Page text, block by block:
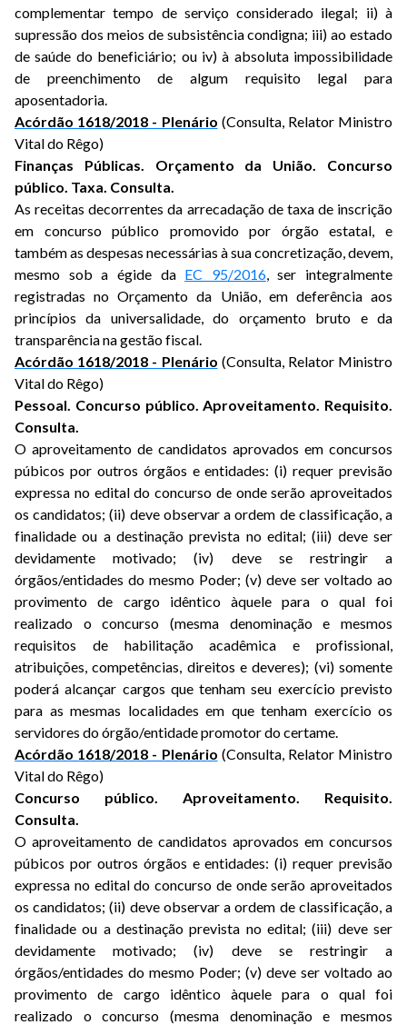
complementar tempo de serviço considerado ilegal; ii) à
supressão dos meios de subsistência condigna; iii) ao estado
de saúde do beneficiário; ou iv) à absoluta impossibilidade
de preenchimento de algum requisito legal para
aposentadoria.
Acórdão 1618/2018 - Plenário (Consulta, Relator Ministro
Vital do Rêgo)
Finanças Públicas. Orçamento da União. Concurso
público. Taxa. Consulta.
As receitas decorrentes da arrecadação de taxa de inscrição
em concurso público promovido por órgão estatal, e
também as despesas necessárias à sua concretização, devem,
mesmo sob a égide da EC 95/2016, ser integralmente
registradas no Orçamento da União, em deferência aos
princípios da universalidade, do orçamento bruto e da
transparência na gestão fiscal.
Acórdão 1618/2018 - Plenário (Consulta, Relator Ministro
Vital do Rêgo)
Pessoal. Concurso público. Aproveitamento. Requisito.
Consulta.
O aproveitamento de candidatos aprovados em concursos
púbicos por outros órgãos e entidades: (i) requer previsão
expressa no edital do concurso de onde serão aproveitados
os candidatos; (ii) deve observar a ordem de classificação, a
finalidade ou a destinação prevista no edital; (iii) deve ser
devidamente motivado; (iv) deve se restringir a
órgãos/entidades do mesmo Poder; (v) deve ser voltado ao
provimento de cargo idêntico àquele para o qual foi
realizado o concurso (mesma denominação e mesmos
requisitos de habilitação acadêmica e profissional,
atribuições, competências, direitos e deveres); (vi) somente
poderá alcançar cargos que tenham seu exercício previsto
para as mesmas localidades em que tenham exercício os
servidores do órgão/entidade promotor do certame.
Acórdão 1618/2018 - Plenário (Consulta, Relator Ministro
Vital do Rêgo)
Concurso público. Aproveitamento. Requisito.
Consulta.
O aproveitamento de candidatos aprovados em concursos
púbicos por outros órgãos e entidades: (i) requer previsão
expressa no edital do concurso de onde serão aproveitados
os candidatos; (ii) deve observar a ordem de classificação, a
finalidade ou a destinação prevista no edital; (iii) deve ser
devidamente motivado; (iv) deve se restringir a
órgãos/entidades do mesmo Poder; (v) deve ser voltado ao
provimento de cargo idêntico àquele para o qual foi
realizado o concurso (mesma denominação e mesmos